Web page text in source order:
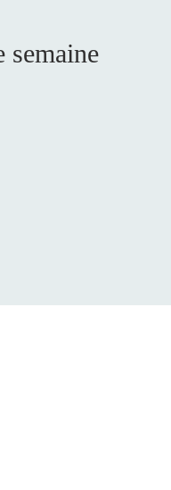
semaine